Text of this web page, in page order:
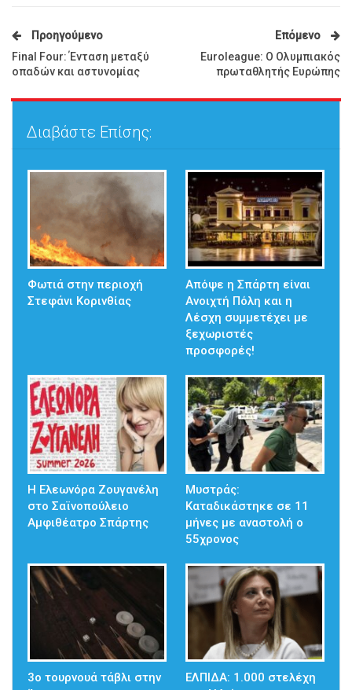
Προηγούμενο
Final Four: Ένταση μεταξύ
οπαδών και αστυνομίας
Επόμενο
Euroleague: Ο Ολυμπιακός
πρωταθλητής Ευρώπης
Διαβάστε Επίσης:
Φωτιά στην περιοχή
Στεφάνι Κορινθίας
Απόψε η Σπάρτη είναι
Ανοιχτή Πόλη και η
Λέσχη συμμετέχει με
ξεχωριστές
προσφορές!
Η Ελεωνόρα Ζουγανέλη
στο Σαϊνοπούλειο
Αμφιθέατρο Σπάρτης
Μυστράς:
Καταδικάστηκε σε 11
μήνες με αναστολή ο
55χρονος
3ο τουρνουά τάβλι στην
ΕΛΠΙΔΑ: 1.000 στελέχη